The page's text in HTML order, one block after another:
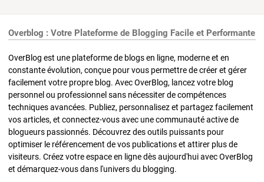
Overblog : Votre Plateforme de Blogging Facile et Performante
OverBlog est une plateforme de blogs en ligne, moderne et en
constante évolution, conçue pour vous permettre de créer et gérer
facilement votre propre blog. Avec OverBlog, lancez votre blog
personnel ou professionnel sans nécessiter de compétences
techniques avancées. Publiez, personnalisez et partagez facilement
vos articles, et connectez-vous avec une communauté active de
blogueurs passionnés. Découvrez des outils puissants pour
optimiser le référencement de vos publications et attirer plus de
visiteurs. Créez votre espace en ligne dès aujourd'hui avec OverBlog
et démarquez-vous dans l'univers du blogging.